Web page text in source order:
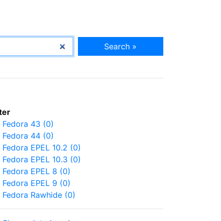
Search »
Fedora 43 (0)
Fedora 44 (0)
Fedora EPEL 10.2 (0)
Fedora EPEL 10.3 (0)
Fedora EPEL 8 (0)
Fedora EPEL 9 (0)
Fedora Rawhide (0)